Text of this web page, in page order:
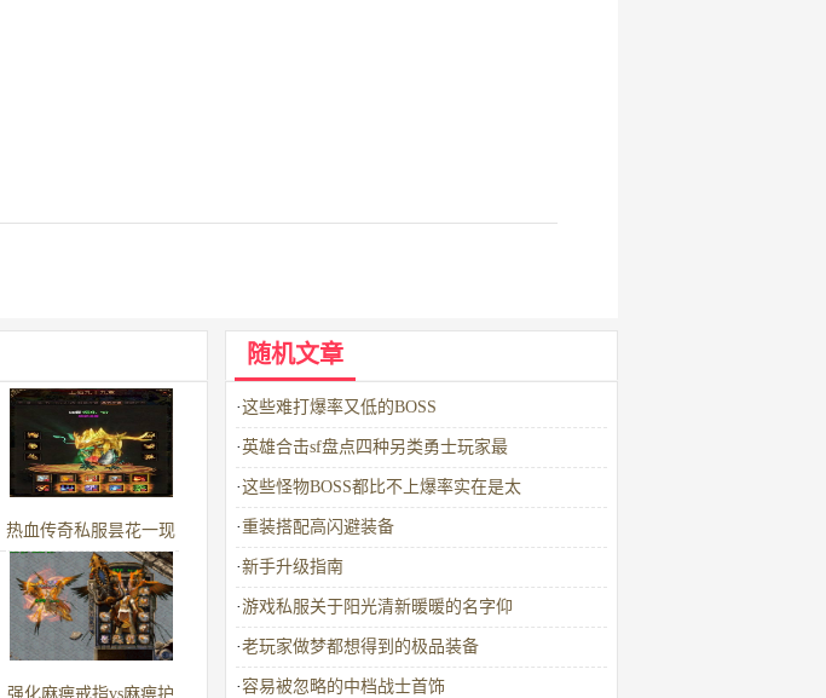
热血传奇私服昙花一现
的战士绝版黄
强化麻痹戒指vs麻痹护
随机文章
·这些难打爆率又低的BOSS
·英雄合击sf盘点四种另类勇士玩家最
·这些怪物BOSS都比不上爆率实在是太
·重装搭配高闪避装备
·新手升级指南
·游戏私服关于阳光清新暖暖的名字仰
·老玩家做梦都想得到的极品装备
·容易被忽略的中档战士首饰